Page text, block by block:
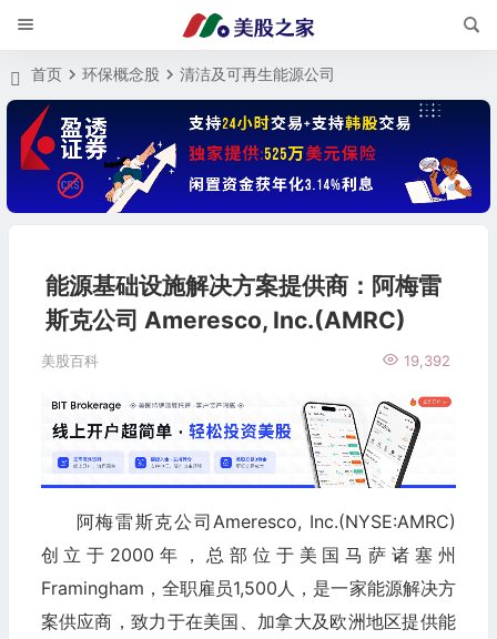
首页 环保概念股 清洁及可再生能源公司
能源基础设施解决方案提供商：阿梅雷
斯克公司 Ameresco, Inc.(AMRC)
美股百科 19,392
阿梅雷斯克公司Ameresco, Inc.(NYSE:AMRC)
创立于2000年，总部位于美国马萨诸塞州
Framingham，全职雇员1,500人，是一家能源解决方
案供应商，致力于在美国、加拿大及欧洲地区提供能